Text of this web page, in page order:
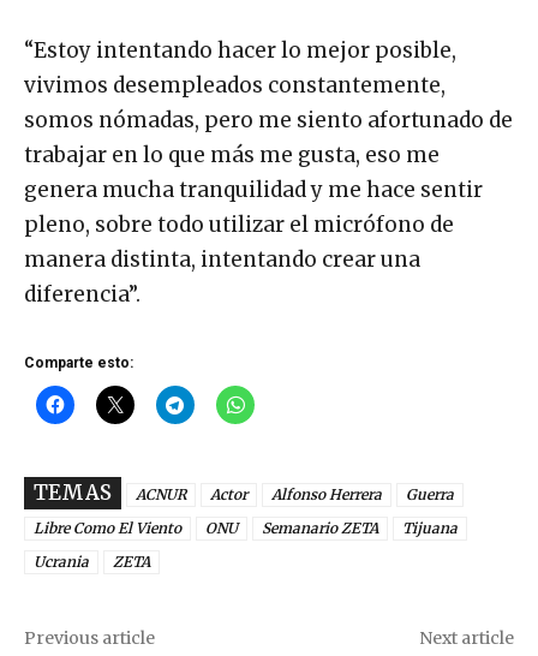
“Estoy intentando hacer lo mejor posible,
vivimos desempleados constantemente,
somos nómadas, pero me siento afortunado de
trabajar en lo que más me gusta, eso me
genera mucha tranquilidad y me hace sentir
pleno, sobre todo utilizar el micrófono de
manera distinta, intentando crear una
diferencia”.
Comparte esto:
TEMAS ACNUR Actor Alfonso Herrera
Guerra
Libre Como El Viento
ONU Semanario ZETA
Tijuana
Ucrania
ZETA
Previous article Next article